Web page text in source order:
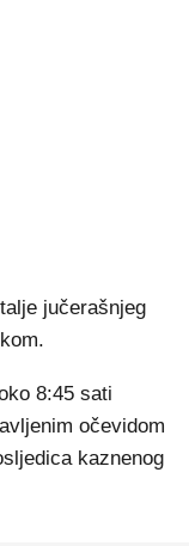
jučerašnjeg
8:45 sati
očevidom
kaznenog